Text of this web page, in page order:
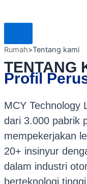
Rumah>Tentang kami
TENTANG
Profil
MCY Technology
dari 3.000 pabrik
mempekerjakan
20+ insinyur
dalam industri
berteknologi